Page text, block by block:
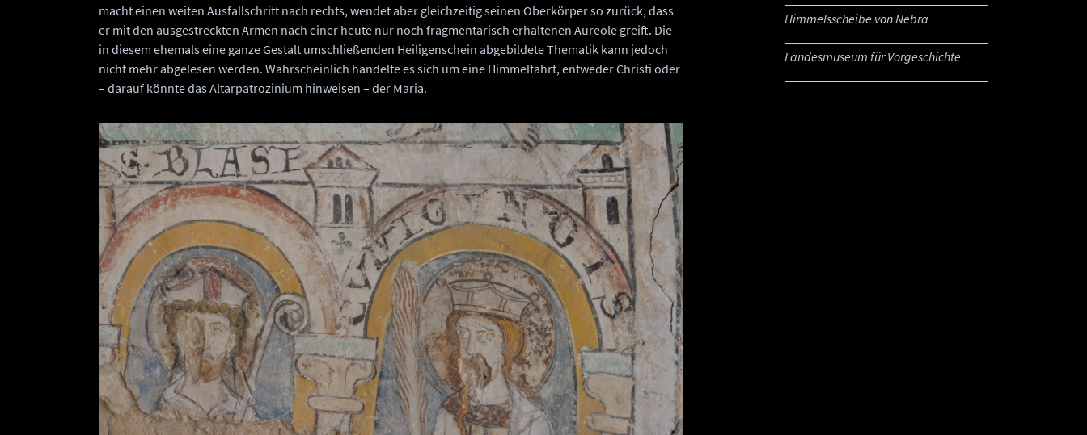
macht einen weiten Ausfallschritt nach rechts, wendet aber gleichzeitig seinen Oberkörper so zurück, dass
er mit den ausgestreckten Armen nach einer heute nur noch fragmentarisch erhaltenen Aureole greift. Die
in diesem ehemals eine ganze Gestalt umschließenden Heiligenschein abgebildete Thematik kann jedoch
nicht mehr abgelesen werden. Wahrscheinlich handelte es sich um eine Himmelfahrt, entweder Christi oder
– darauf könnte das Altarpatrozinium hinweisen – der Maria.
Himmelsscheibe von Nebra
Landesmuseum für Vorgeschichte